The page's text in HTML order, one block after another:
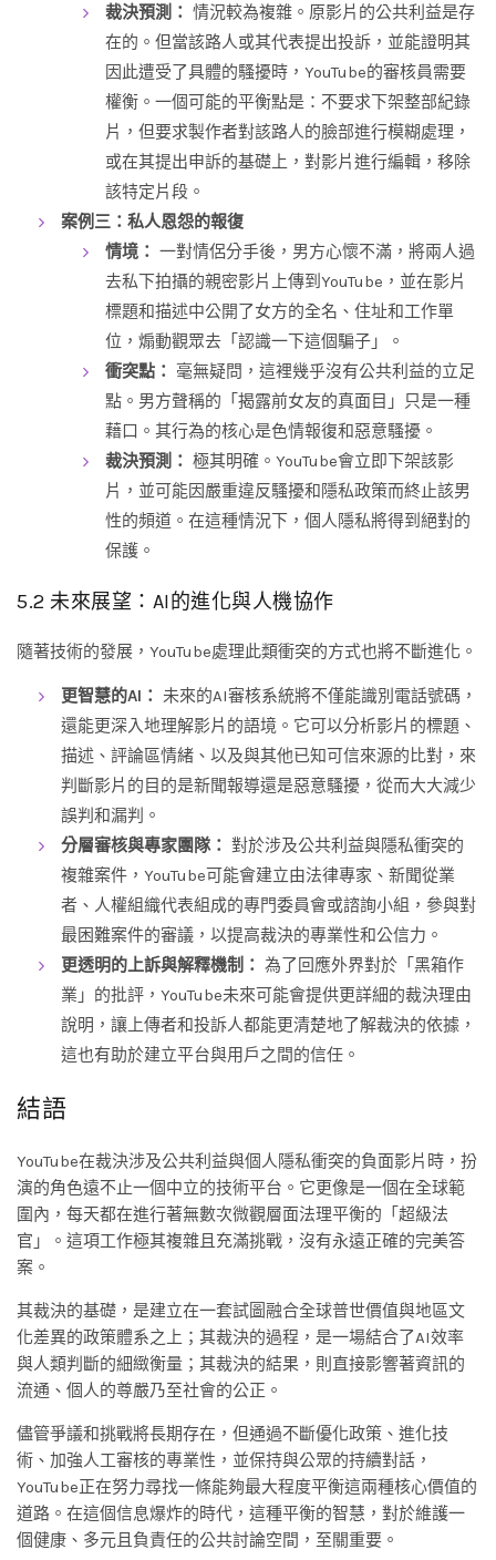
裁決預測： 情況較為複雜。原影片的公共利益是存
在的。但當該路人或其代表提出投訴，並能證明其
因此遭受了具體的騷擾時，YouTube的審核員需要
權衡。一個可能的平衡點是：不要求下架整部紀錄
片，但要求製作者對該路人的臉部進行模糊處理，
或在其提出申訴的基礎上，對影片進行編輯，移除
該特定片段。
案例三：私人恩怨的報復
情境： 一對情侶分手後，男方心懷不滿，將兩人過
去私下拍攝的親密影片上傳到YouTube，並在影片
標題和描述中公開了女方的全名、住址和工作單
位，煽動觀眾去「認識一下這個騙子」。
衝突點： 毫無疑問，這裡幾乎沒有公共利益的立足
點。男方聲稱的「揭露前女友的真面目」只是一種
藉口。其行為的核心是色情報復和惡意騷擾。
裁決預測： 極其明確。YouTube會立即下架該影
片，並可能因嚴重違反騷擾和隱私政策而終止該男
性的頻道。在這種情況下，個人隱私將得到絕對的
保護。
5.2 未來展望：AI的進化與人機協作
隨著技術的發展，YouTube處理此類衝突的方式也將不斷進化。
更智慧的AI： 未來的AI審核系統將不僅能識別電話號碼，
還能更深入地理解影片的語境。它可以分析影片的標題、
描述、評論區情緒、以及與其他已知可信來源的比對，來
判斷影片的目的是新聞報導還是惡意騷擾，從而大大減少
誤判和漏判。
分層審核與專家團隊： 對於涉及公共利益與隱私衝突的
複雜案件，YouTube可能會建立由法律專家、新聞從業
者、人權組織代表組成的專門委員會或諮詢小組，參與對
最困難案件的審議，以提高裁決的專業性和公信力。
更透明的上訴與解釋機制： 為了回應外界對於「黑箱作
業」的批評，YouTube未來可能會提供更詳細的裁決理由
說明，讓上傳者和投訴人都能更清楚地了解裁決的依據，
這也有助於建立平台與用戶之間的信任。
結語
YouTube在裁決涉及公共利益與個人隱私衝突的負面影片時，扮
演的角色遠不止一個中立的技術平台。它更像是一個在全球範
圍內，每天都在進行著無數次微觀層面法理平衡的「超級法
官」。這項工作極其複雜且充滿挑戰，沒有永遠正確的完美答
案。
其裁決的基礎，是建立在一套試圖融合全球普世價值與地區文
化差異的政策體系之上；其裁決的過程，是一場結合了AI效率
與人類判斷的細緻衡量；其裁決的結果，則直接影響著資訊的
流通、個人的尊嚴乃至社會的公正。
儘管爭議和挑戰將長期存在，但通過不斷優化政策、進化技
術、加強人工審核的專業性，並保持與公眾的持續對話，
YouTube正在努力尋找一條能夠最大程度平衡這兩種核心價值的
道路。在這個信息爆炸的時代，這種平衡的智慧，對於維護一
個健康、多元且負責任的公共討論空間，至關重要。